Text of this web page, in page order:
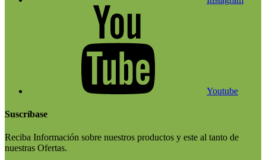
Youtube
Suscríbase
Reciba Información sobre nuestros productos y este al tanto de
nuestras Ofertas.